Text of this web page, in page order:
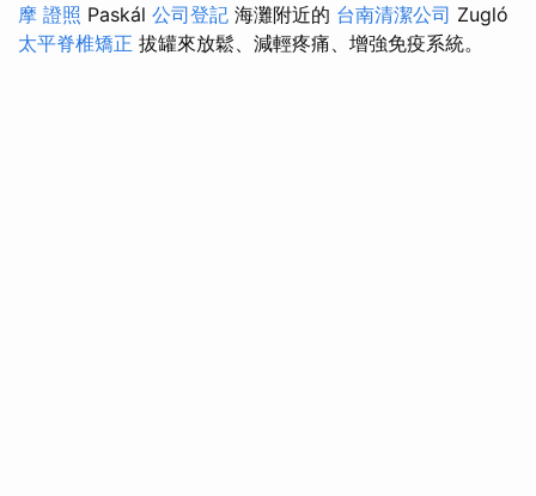
摩 證照 Paskál 公司登記 海灘附近的 台南清潔公司 Zugló
太平脊椎矯正 拔罐來放鬆、減輕疼痛、增強免疫系統。